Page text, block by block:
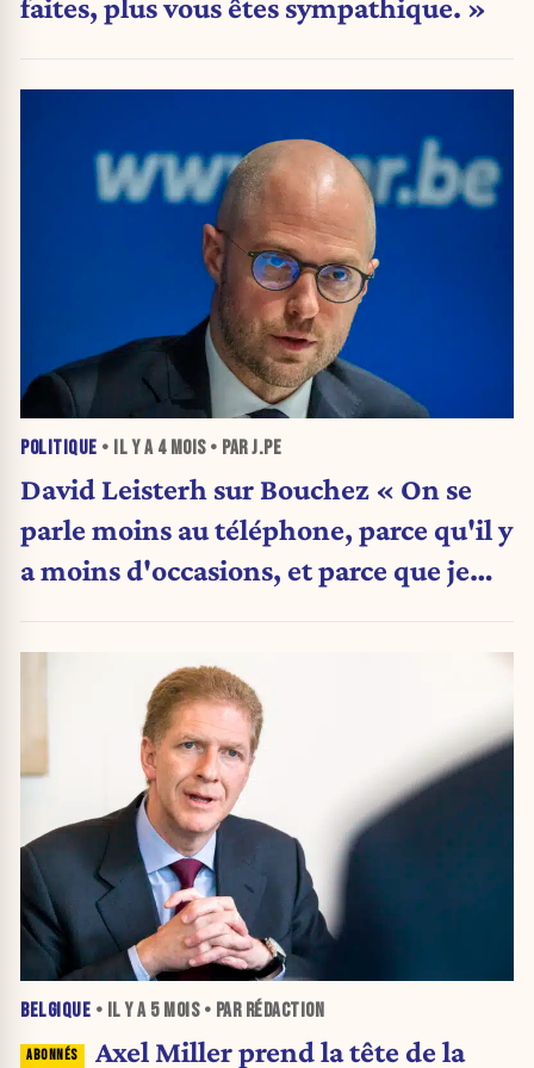
faites, plus vous êtes sympathique. »
POLITIQUE • IL Y A 4 MOIS• PAR J.PE
David Leisterh sur Bouchez « On se
parle moins au téléphone, parce qu'il y
a moins d'occasions, et parce que je
BELGIQUE • IL Y A 5 MOIS• PAR RÉDACTION
Axel Miller prend la tête de la